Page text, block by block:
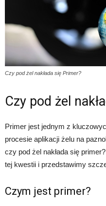
Czy pod żel nakłada się Primer?
Czy pod żel
Primer jest jednym z
procesie aplikacji żelu na
czy pod żel nakłada się
tej kwestii i przedstawimy
Czym jest primer?